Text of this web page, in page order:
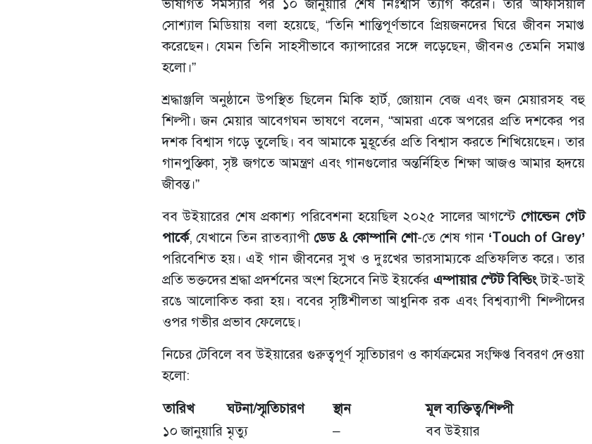
ভাষাগত সমস্যার পর ১০ জানুয়ারি শেষ নিঃশ্বাস ত্যাগ করেন। তার অফিসিয়াল
সোশ্যাল মিডিয়ায় বলা হয়েছে, “তিনি শান্তিপূর্ণভাবে প্রিয়জনদের ঘিরে জীবন সমাপ্ত
করেছেন। যেমন তিনি সাহসীভাবে ক্যান্সারের সঙ্গে লড়েছেন, জীবনও তেমনি সমাপ্ত
হলো।”
শ্রদ্ধাঞ্জলি অনুষ্ঠানে উপস্থিত ছিলেন মিকি হার্ট, জোয়ান বেজ এবং জন মেয়ারসহ বহু
শিল্পী। জন মেয়ার আবেগঘন ভাষণে বলেন, “আমরা একে অপরের প্রতি দশকের পর
দশক বিশ্বাস গড়ে তুলেছি। বব আমাকে মুহূর্তের প্রতি বিশ্বাস করতে শিখিয়েছেন। তার
গানপুস্তিকা, সৃষ্ট জগতে আমন্ত্রণ এবং গানগুলোর অন্তর্নিহিত শিক্ষা আজও আমার হৃদয়ে
জীবন্ত।”
বব উইয়ারের শেষ প্রকাশ্য পরিবেশনা হয়েছিল ২০২৫ সালের আগস্টে গোল্ডেন গেট
পার্কে, যেখানে তিন রাতব্যাপীডেড & কোম্পানি শো-তে শেষ গান ‘Touch of Grey’
পরিবেশিত হয়। এই গান জীবনের সুখ ও দুঃখের ভারসাম্যকে প্রতিফলিত করে। তার
প্রতি ভক্তদের শ্রদ্ধা প্রদর্শনের অংশ হিসেবে নিউ ইয়র্কের এম্পায়ার স্টেট বিল্ডিংটাই-ডাই
রঙে আলোকিত করা হয়। ববের সৃষ্টিশীলতা আধুনিক রক এবং বিশ্বব্যাপী শিল্পীদের
ওপর গভীর প্রভাব ফেলেছে।
নিচের টেবিলে বব উইয়ারের গুরুত্বপূর্ণ স্মৃতিচারণ ও কার্যক্রমের সংক্ষিপ্ত বিবরণ দেওয়া
হলো:
তারিখ ঘটনা/স্মৃতিচারণ স্থান
মূল ব্যক্তিত্ব/শিল্পী
১০ জানুয়ারি মৃত্যু – বব উইয়ার